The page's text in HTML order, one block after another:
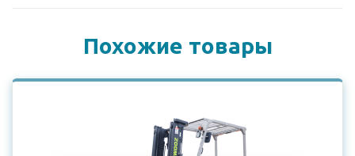
Похожие товары